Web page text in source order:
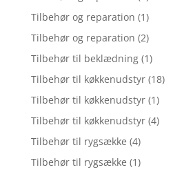
Tilbehør og reparation (1)
Tilbehør og reparation (2)
Tilbehør til beklædning (1)
Tilbehør til køkkenudstyr (18)
Tilbehør til køkkenudstyr (1)
Tilbehør til køkkenudstyr (4)
Tilbehør til rygsække (4)
Tilbehør til rygsække (1)